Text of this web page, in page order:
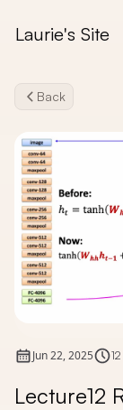
Laurie's Site
Back
Jun 22, 2025
Lecture12